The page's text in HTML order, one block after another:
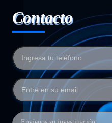
Contacto